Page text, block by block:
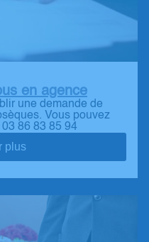
en agence
une demande de
Vous pouvez
86 83 85 94
plus